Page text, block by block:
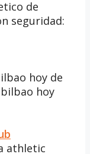
de
seguridad:
hoy de
hoy
athletic